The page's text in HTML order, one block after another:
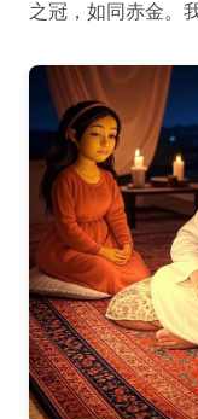
之冠，如同赤金。